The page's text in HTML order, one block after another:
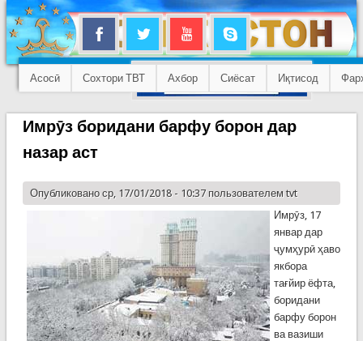
Асосӣ Сохтори ТВТ Ахбор Сиёсат Иқтисод
Имрӯз боридани барфу борон дар
назар аст
Опубликовано ср, 17/01/2018 - 10:37 пользователем tvt
Имрӯз, 17
январ дар
ҷумҳурӣ ҳаво
якбора
тағйир ёфта,
боридани
барфу борон
ва вазиши